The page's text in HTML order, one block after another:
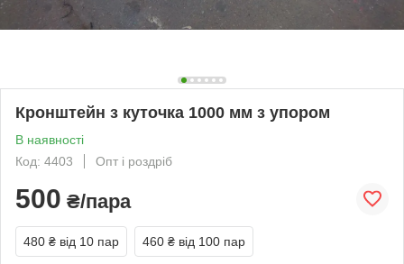
Кронштейн з куточка 1000 мм з упором
В наявності
Код: 4403
Опт і роздріб
500 ₴/пара
480 ₴ від 10 пар 460 ₴ від 100 пар